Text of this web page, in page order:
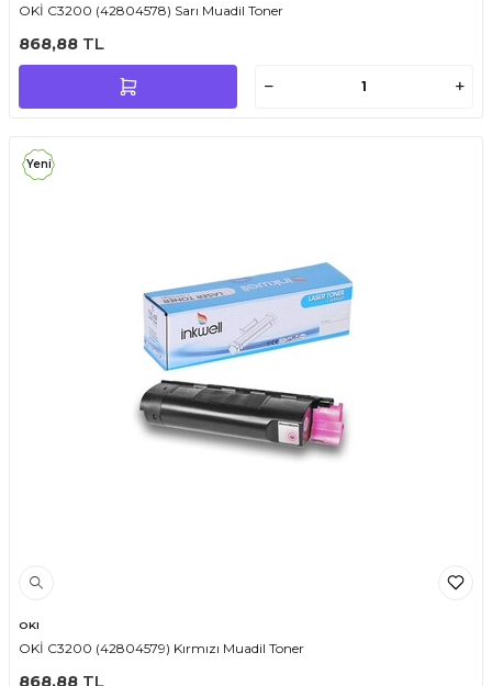
OKİ C3200 (42804578) Sarı Muadil Toner
868,88 TL
Yeni
OKI
OKİ C3200 (42804579) Kırmızı Muadil Toner
868,88 TL